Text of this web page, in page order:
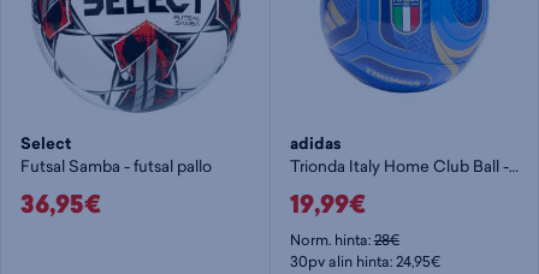
Select
Futsal Samba - futsal pallo
36,95€
adidas
Trionda Italy Home Club Ball - jalkapallo
19,99€
Norm. hinta:28€
30pv alin hinta: 24,95€